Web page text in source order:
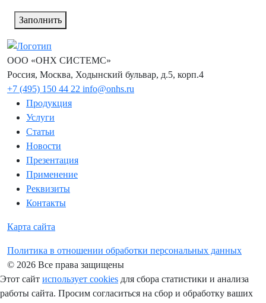
Заполнить
ООО «ОНХ СИСТЕМС»
Россия, Москва, Ходынский бульвар, д.5, корп.4
+7 (495) 150 44 22 info@onhs.ru
Продукция
Услуги
Статьи
Новости
Презентация
Применение
Реквизиты
Контакты
Карта сайта
Политика в отношении обработки персональных данных
© 2026 Все права защищены
Этот сайт использует cookies для сбора статистики и анализа
работы сайта. Просим согласиться на сбор и обработку ваших